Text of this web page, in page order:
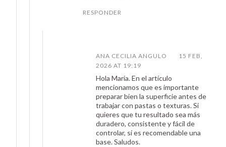
RESPONDER
ANA CECILIA ANGULO
15 FEB,
2026 AT 19:19
Hola María. En el artículo
mencionamos que es importante
preparar bien la superficie antes de
trabajar con pastas o texturas. Si
quieres que tu resultado sea más
duradero, consistente y fácil de
controlar, sí es recomendable una
base. Saludos.